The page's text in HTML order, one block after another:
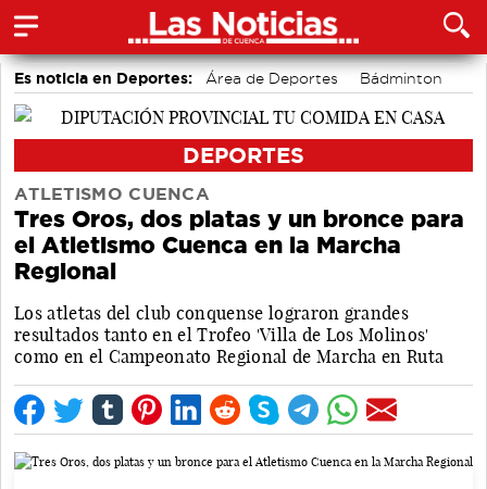
Es noticia en Deportes: Área de Deportes
Bádminton
Motor
DEPORTES
ATLETISMO CUENCA
Tres Oros, dos platas y un bronce para
el Atletismo Cuenca en la Marcha
Regional
Los atletas del club conquense lograron grandes
resultados tanto en el Trofeo 'Villa de Los Molinos'
como en el Campeonato Regional de Marcha en Ruta